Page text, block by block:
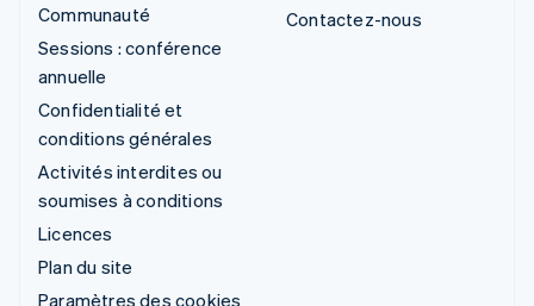
Communauté
Sessions : conférence
annuelle
Confidentialité et
conditions générales
Activités interdites ou
soumises à conditions
Licences
Plan du site
Paramètres des cookies
Contactez-nous